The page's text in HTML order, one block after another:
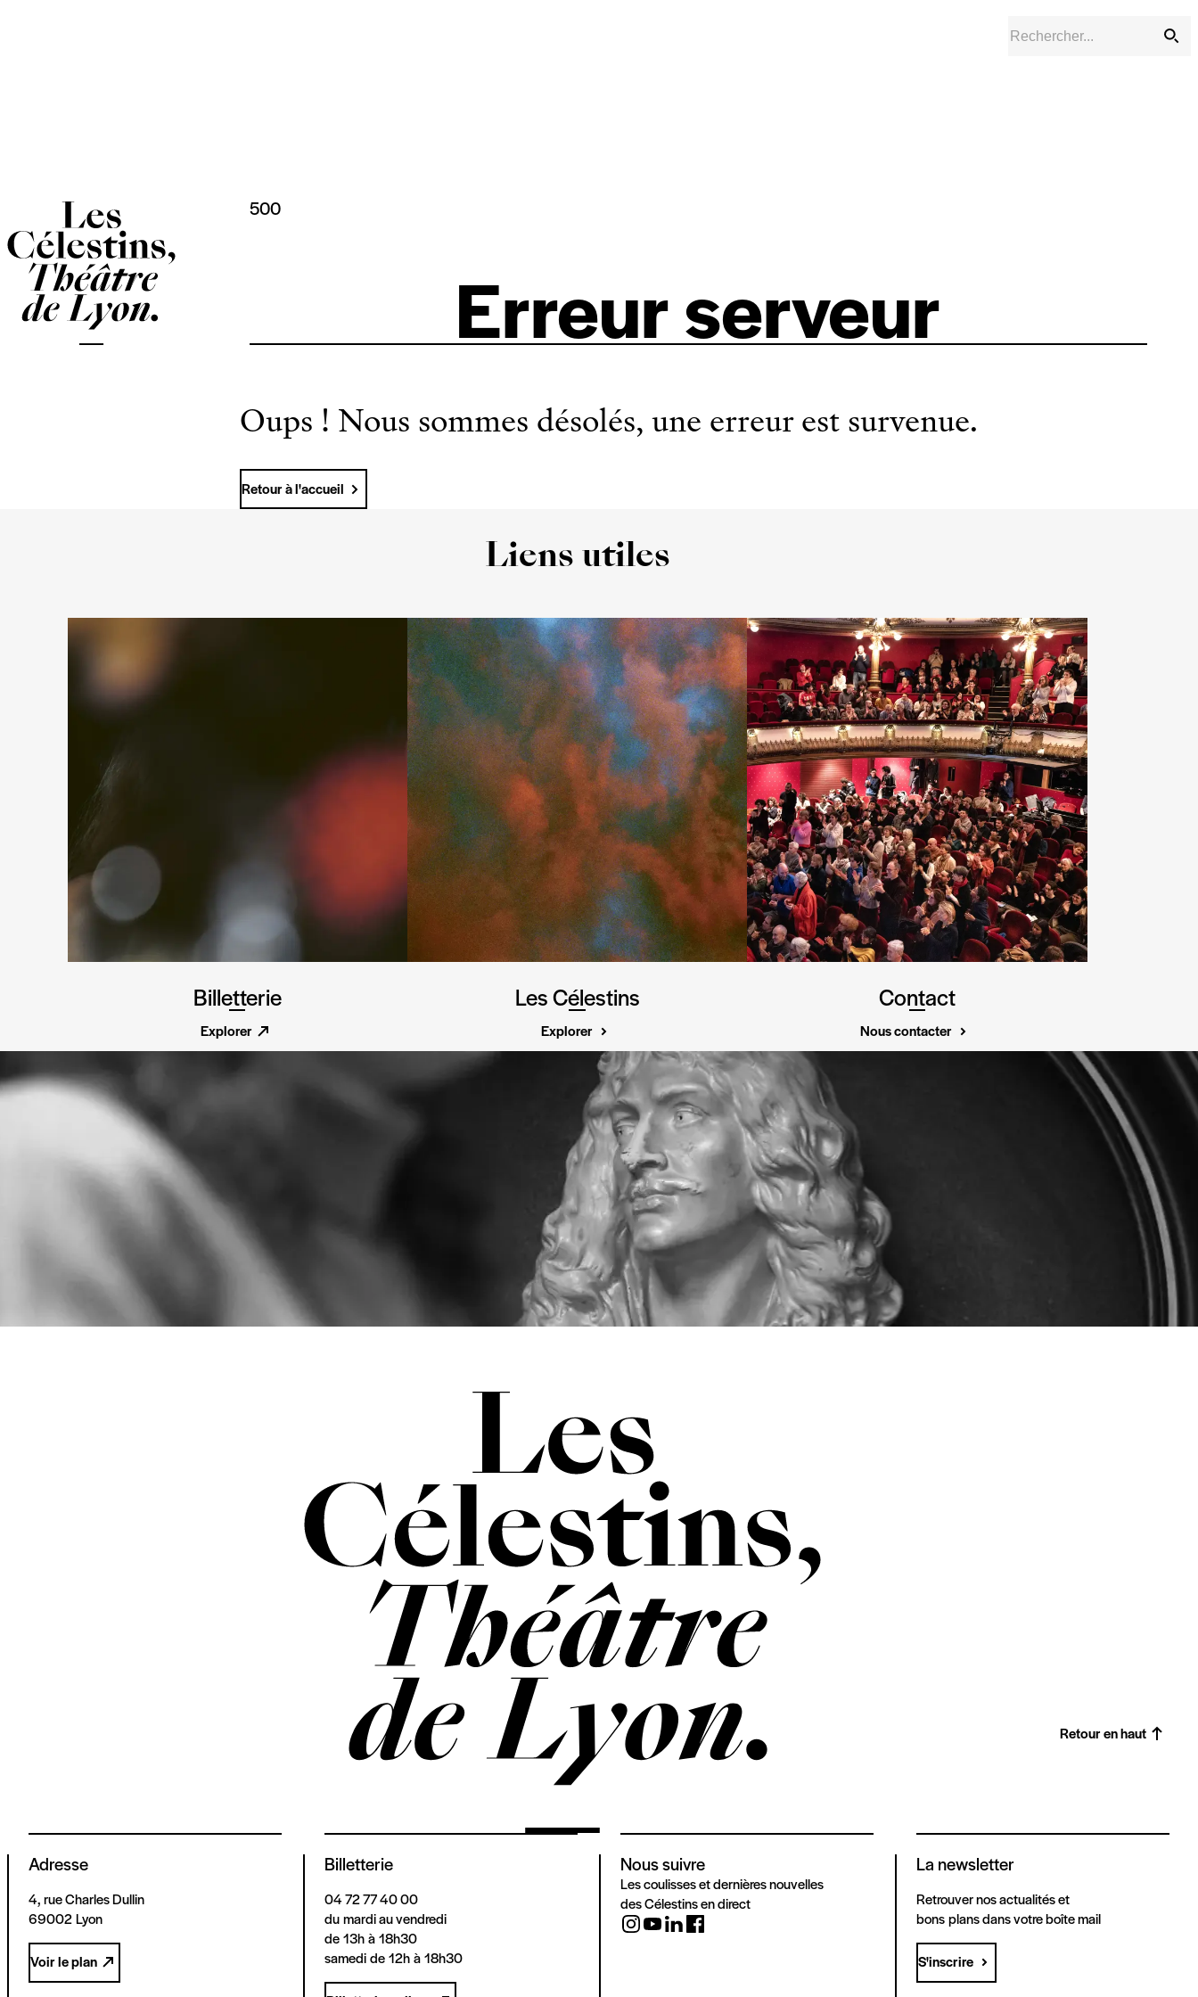
500
Erreur serveur
Oups ! Nous sommes désolés, une erreur est survenue.
Retour à l'accueil
Liens utiles
Billetterie
Explorer
Les Célestins
Explorer
Contact
Nous contacter
Retour en haut
Adresse
4, rue Charles Dullin
69002 Lyon
Voir le plan
Billetterie
04 72 77 40 00
du mardi au vendredi
de 13h à 18h30
samedi de 12h à 18h30
Nous suivre
Les coulisses et dernières nouvelles
des Célestins en direct
La newsletter
Retrouver nos actualités et
bons plans dans votre boîte mail
S'inscrire